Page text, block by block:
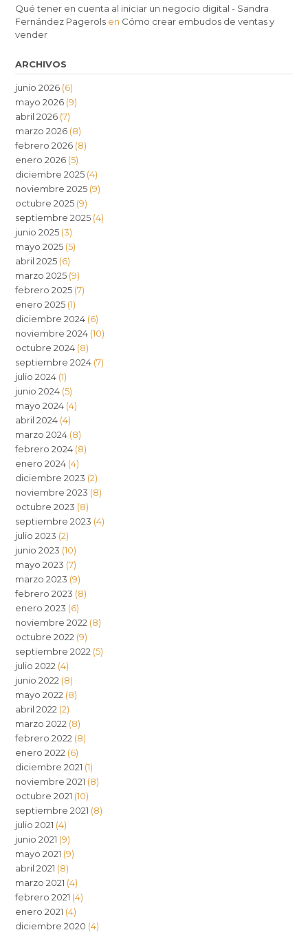
Qué tener en cuenta al iniciar un negocio digital - Sandra
Fernández Pagerols en Cómo crear embudos de ventas y
vender
ARCHIVOS
junio 2026 (6)
mayo 2026 (9)
abril 2026 (7)
marzo 2026 (8)
febrero 2026 (8)
enero 2026 (5)
diciembre 2025 (4)
noviembre 2025 (9)
octubre 2025 (9)
septiembre 2025 (4)
junio 2025 (3)
mayo 2025 (5)
abril 2025 (6)
marzo 2025 (9)
febrero 2025 (7)
enero 2025 (1)
diciembre 2024 (6)
noviembre 2024 (10)
octubre 2024 (8)
septiembre 2024 (7)
julio 2024 (1)
junio 2024 (5)
mayo 2024 (4)
abril 2024 (4)
marzo 2024 (8)
febrero 2024 (8)
enero 2024 (4)
diciembre 2023 (2)
noviembre 2023 (8)
octubre 2023 (8)
septiembre 2023 (4)
julio 2023 (2)
junio 2023 (10)
mayo 2023 (7)
marzo 2023 (9)
febrero 2023 (8)
enero 2023 (6)
noviembre 2022 (8)
octubre 2022 (9)
septiembre 2022 (5)
julio 2022 (4)
junio 2022 (8)
mayo 2022 (8)
abril 2022 (2)
marzo 2022 (8)
febrero 2022 (8)
enero 2022 (6)
diciembre 2021 (1)
noviembre 2021 (8)
octubre 2021 (10)
septiembre 2021 (8)
julio 2021 (4)
junio 2021 (9)
mayo 2021 (9)
abril 2021 (8)
marzo 2021 (4)
febrero 2021 (4)
enero 2021 (4)
diciembre 2020 (4)